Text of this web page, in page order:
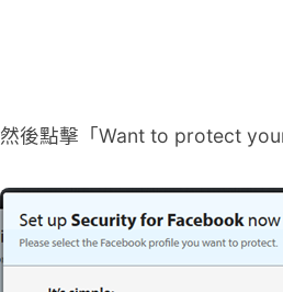
然後點擊「Want to protect